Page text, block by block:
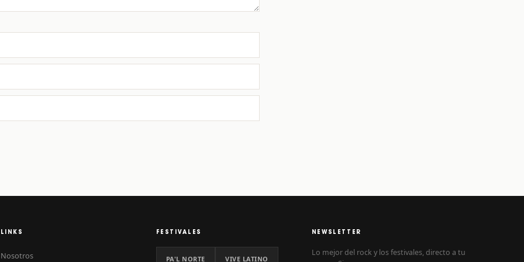
LINKS
Nosotros
FESTIVALES
PA'L NORTE VIVE LATINO
NEWSLETTER
Lo mejor del rock y los festivales, directo a tu